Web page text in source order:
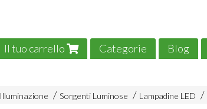
Il tuo carrello Categorie Blog
Illuminazione Sorgenti Luminose Lampadine LED